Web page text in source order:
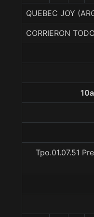
QUEBEC JOY
CORRIERON
Tpo.01.07.51